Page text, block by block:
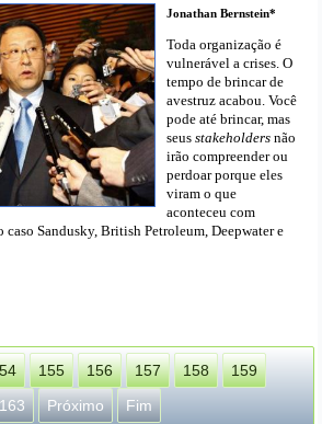
Jonathan Bernstein*
Toda organização é
vulnerável a crises. O
tempo de brincar de
avestruz acabou. Você
pode até brincar, mas
seusstakeholders não
irão compreender ou
perdoar porque eles
viram o que
aconteceu com
caso Sandusky, British Petroleum, Deepwater e
155 156 157 158
159
163 Próximo Fim